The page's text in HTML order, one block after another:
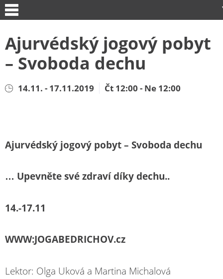
Ajurvédský jogový pobyt
– Svoboda dechu
14.11. - 17.11.2019 Čt 12:00 - Ne 12:00
Ajurvédský jogový pobyt – Svoboda dechu
… Upevněte své zdraví díky dechu..
14.-17.11
WWW:JOGABEDRICHOV.cz
Lektor: Olga Uková a Martina Michalová